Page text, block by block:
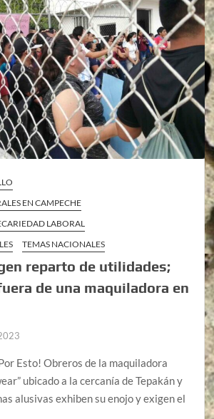
EN CAMPECHE
LABORAL
TEMAS NACIONALES
reparto de utilidades;
de una maquiladora en
Esto! Obreros de la maquiladora
ubicado a la cercanía de Tepakán y
alusivas exhiben su enojo y exigen el